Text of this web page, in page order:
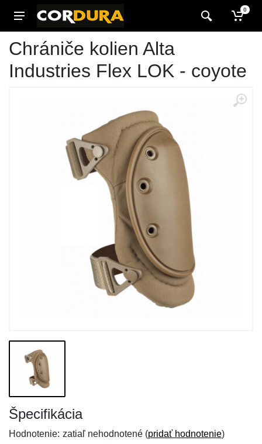
0
Chrániče kolien Alta
Industries Flex LOK - coyote
Špecifikácia
Hodnotenie: zatiaľ nehodnotené (pridať hodnotenie)